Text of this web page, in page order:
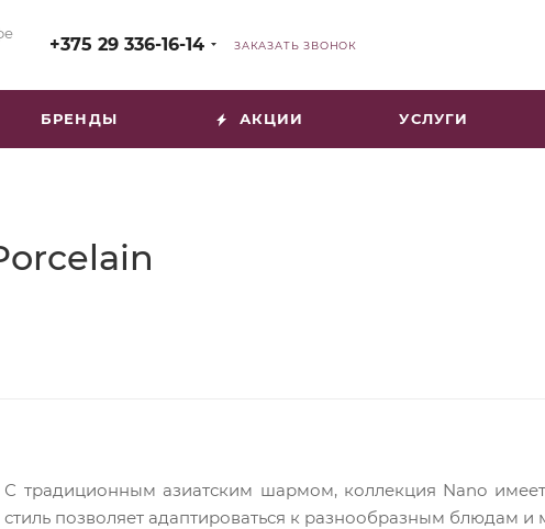
+375 29 336-16-14 ЗАКАЗАТЬ ЗВОНОК
БРЕНДЫ АКЦИИ УСЛУГИ
С традиционным азиатским шармом, коллекция Nano
стиль позволяет адаптироваться к разнообразным блюдам и